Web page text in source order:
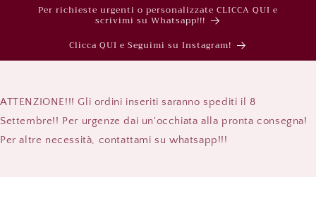
Per richieste urgenti o personalizzate CLICCA QUI e
scrivimi su Whatsapp!!!
Clicca QUI e Seguimi su Instagram!
ATTENZIONE!!! Gli ordini inseriti saranno spediti il 8
Settembre!! Per urgenze dai un'occhiata alla pronta consegna!
Per altre necessità, contattami su whatsapp!!!